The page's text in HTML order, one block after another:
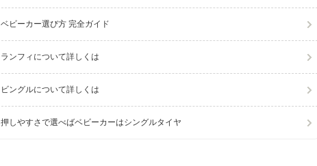
ベビーカー選び方 完全ガイド
ランフィについて詳しくは
ビングルについて詳しくは
押しやすさで選べばベビーカーはシングルタイヤ